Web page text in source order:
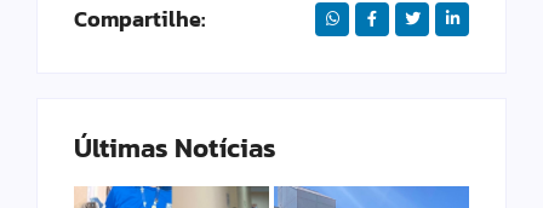
Compartilhe:
Últimas Notícias